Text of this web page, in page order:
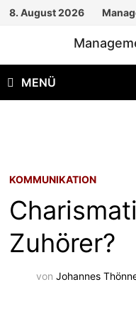
Zum
8. August 2026
MENÜ
KOMMUNIKATION
Zuhörer?
vonJohannes